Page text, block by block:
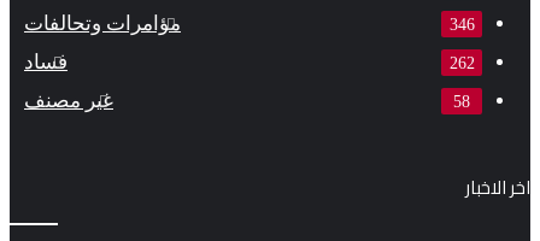
مؤامرات وتحالفات 346
فساد 262
غير مصنف 58
اخر الاخبار